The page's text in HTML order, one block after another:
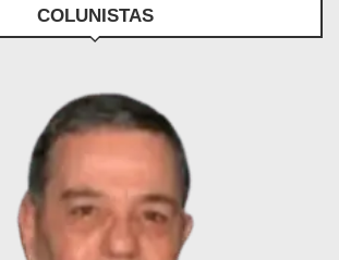
COLUNISTAS